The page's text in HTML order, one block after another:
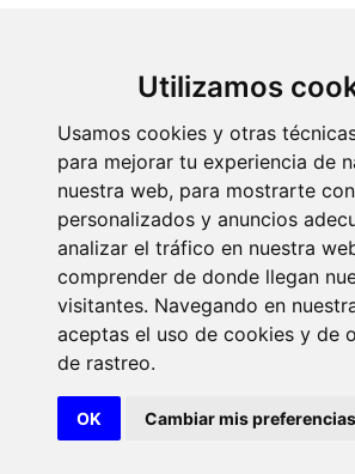
Utilizamos
Usamos cookies y otras
para mejorar tu experiencia de
nuestra web, para mostrarte
personalizados y anuncios
analizar el tráfico en nuestra
comprender de donde llegan
visitantes. Navegando en
aceptas el uso de cookies y de
de rastreo.
OK Cambiar mis preferencias
© 2026 Diseño y desarrollo por
Politica de cookies